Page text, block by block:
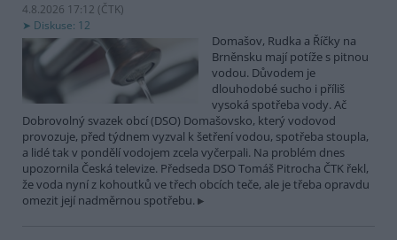
4.8.2026 17:12 (ČTK)
Diskuse: 12
Domašov, Rudka a Říčky na
Brněnsku mají potíže s pitnou
vodou. Důvodem je
dlouhodobé sucho i příliš
vysoká spotřeba vody. Ač
Dobrovolný svazek obcí (DSO) Domašovsko, který vodovod
provozuje, před týdnem vyzval k šetření vodou, spotřeba stoupla,
a lidé tak v pondělí vodojem zcela vyčerpali. Na problém dnes
upozornila Česká televize. Předseda DSO Tomáš Pitrocha ČTK řekl,
že voda nyní z kohoutků ve třech obcích teče, ale je třeba opravdu
omezit její nadměrnou spotřebu.